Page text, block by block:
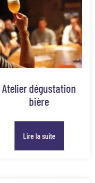
Atelier dégustation
bière
Lire la suite